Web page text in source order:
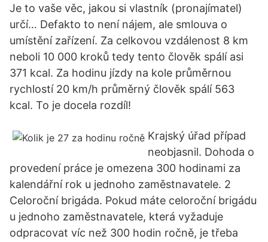
Je to vaše věc, jakou si vlastník (pronajímatel)
určí… Defakto to není nájem, ale smlouva o
umístění zařízení. Za celkovou vzdálenost 8 km
neboli 10 000 kroků tedy tento člověk spálí asi
371 kcal. Za hodinu jízdy na kole průměrnou
rychlostí 20 km/h průměrný člověk spálí 563
kcal. To je docela rozdíl!
Krajský úřad případ
neobjasnil. Dohoda o
provedení práce je omezena 300 hodinami za
kalendářní rok u jednoho zaměstnavatele. 2
Celoroční brigáda. Pokud máte celoroční brigádu
u jednoho zaměstnavatele, která vyžaduje
odpracovat víc než 300 hodin ročně, je třeba